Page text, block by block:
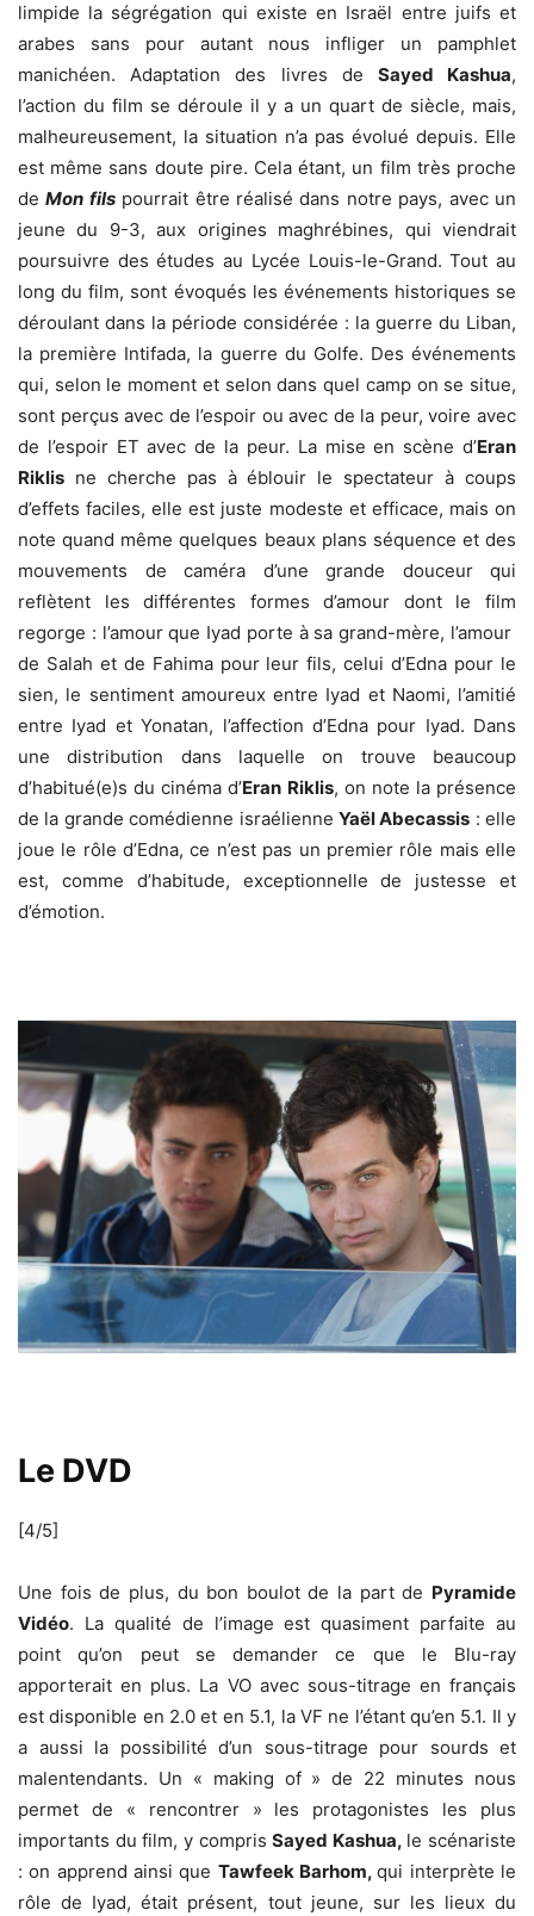
limpide la ségrégation qui existe en Israël entre juifs et
arabes sans pour autant nous infliger un pamphlet
manichéen. Adaptation des livres de Sayed Kashua,
l’action du film se déroule il y a un quart de siècle, mais,
malheureusement, la situation n’a pas évolué depuis. Elle
est même sans doute pire. Cela étant, un film très proche
deMon filspourrait être réalisé dans notre pays, avec un
jeune du 9-3, aux origines maghrébines, qui viendrait
poursuivre des études au Lycée Louis-le-Grand. Tout au
long du film, sont évoqués les événements historiques se
déroulant dans la période considérée : la guerre du Liban,
la première Intifada, la guerre du Golfe. Des événements
qui, selon le moment et selon dans quel camp on se situe,
sont perçus avec de l’espoir ou avec de la peur, voire avec
de l’espoir ET avec de la peur. La mise en scène d’Eran
Riklis ne cherche pas à éblouir le spectateur à coups
d’effets faciles, elle est juste modeste et efficace, mais on
note quand même quelques beaux plans séquence et des
mouvements de caméra d’une grande douceur qui
reflètent les différentes formes d’amour dont le film
regorge : l’amour que Iyad porte à sa grand-mère, l’amour
de Salah et de Fahima pour leur fils, celui d’Edna pour le
sien, le sentiment amoureux entre Iyad et Naomi, l’amitié
entre Iyad et Yonatan, l’affection d’Edna pour Iyad. Dans
une distribution dans laquelle on trouve beaucoup
d’habitué(e)s du cinéma d’Eran Riklis, on note la présence
de la grande comédienne israélienne Yaël Abecassis : elle
joue le rôle d’Edna, ce n’est pas un premier rôle mais elle
est, comme d’habitude, exceptionnelle de justesse et
d’émotion.
Le DVD
[4/5]
Une fois de plus, du bon boulot de la part de Pyramide
Vidéo. La qualité de l’image est quasiment parfaite au
point qu’on peut se demander ce que le Blu-ray
apporterait en plus. La VO avec sous-titrage en français
est disponible en 2.0 et en 5.1, la VF ne l’étant qu’en 5.1. Il y
a aussi la possibilité d’un sous-titrage pour sourds et
malentendants. Un « making of » de 22 minutes nous
permet de « rencontrer » les protagonistes les plus
importants du film, y comprisSayed Kashua, le scénariste
: on apprend ainsi que Tawfeek Barhom,qui interprète le
rôle de Iyad, était présent, tout jeune, sur les lieux du